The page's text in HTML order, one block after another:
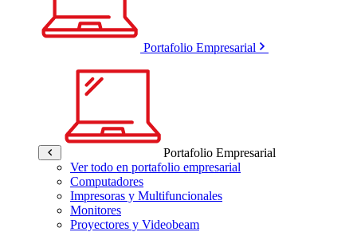
Portafolio Empresarial
Portafolio Empresarial
Ver todo en portafolio empresarial
Computadores
Impresoras y Multifuncionales
Monitores
Proyectores y Videobeam